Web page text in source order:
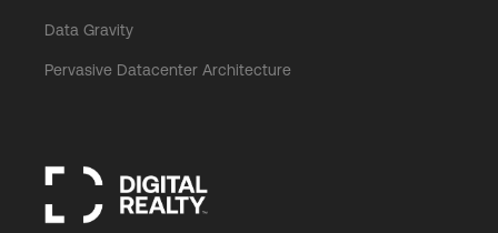
Data Gravity
Pervasive Datacenter Architecture